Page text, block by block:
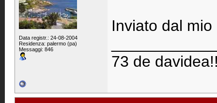
Data registr.: 24-08-2004
Residenza: palermo (pa)
Messaggi: 846
Inviato dal
73 de